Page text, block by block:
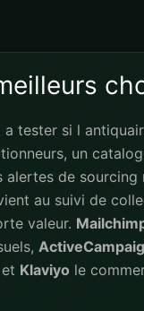
a tester si l
un
alertes de sourcing
au suivi de
valeur.
Klaviyo le